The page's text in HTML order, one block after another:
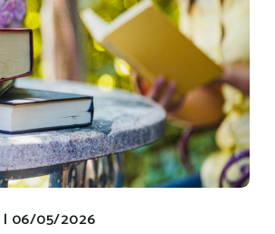
06/05/2026